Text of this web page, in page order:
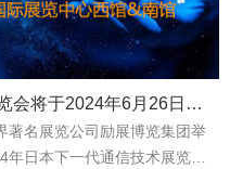
2024年日本下一代通信技术展览会将于2024年6月26日在日本东京召开
著名展览公司励展博览集团举
日本下一代通信技术展览会